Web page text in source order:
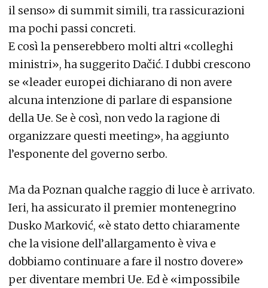
il senso» di summit simili, tra rassicurazioni
ma pochi passi concreti.
E così la penserebbero molti altri «colleghi
ministri», ha suggerito Dačić. I dubbi crescono
se «leader europei dichiarano di non avere
alcuna intenzione di parlare di espansione
della Ue. Se è così, non vedo la ragione di
organizzare questi meeting», ha aggiunto
l’esponente del governo serbo.
Ma da Poznan qualche raggio di luce è arrivato.
Ieri, ha assicurato il premier montenegrino
Dusko Marković, «è stato detto chiaramente
che la visione dell’allargamento è viva e
dobbiamo continuare a fare il nostro dovere»
per diventare membri Ue. Ed è «impossibile